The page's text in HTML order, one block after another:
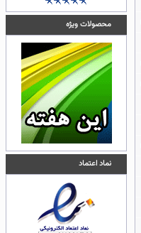
محصولات ویژه
نماد اعتماد